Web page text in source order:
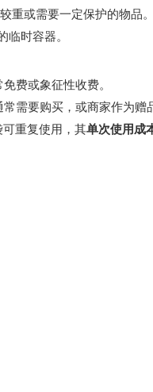
重或需要一定保护的物品。
临时容器。
费或象征性收费。
需要购买，或商家作为赠
重复使用，其单次使用成